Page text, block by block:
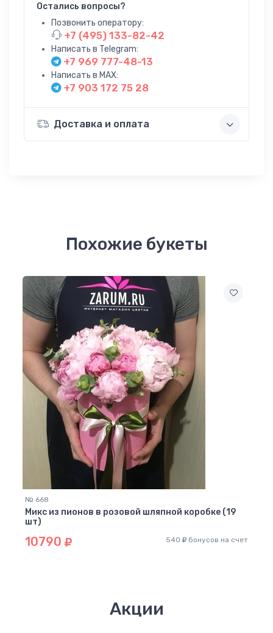
Остались вопросы?
Позвонить оператору:
+7 (495) 133-82-42
Написать в Telegram:
+7 969 777-48-13
Написать в MAX:
+7 903 172 75 28
Доставка и оплата
Похожие букеты
№ 668
Микс из пионов в розовой шляпной коробке (19
шт)
10790 540 бонусов на счет
Акции